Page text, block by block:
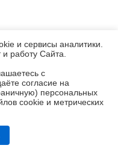
G14 GU405: пример
и сервисы аналитики.
работу Cайта.
с
согласие на
персональных
cookie и метрических